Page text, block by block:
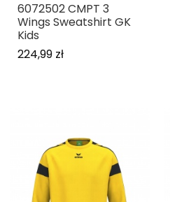
6072502 CMPT 3
Wings Sweatshirt GK
Kids
224,99 zł